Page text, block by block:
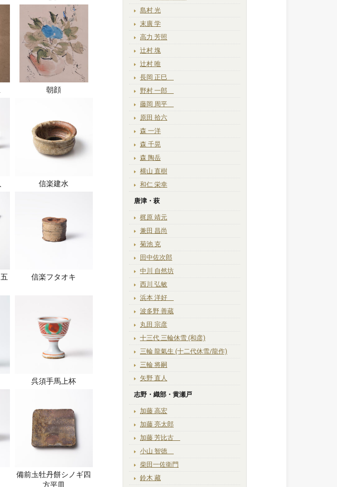
朝顔
信楽建水
信楽フタオキ
呉須手馬上杯
備前圡牡丹餅シノギ四
方平皿
島村 光
末廣 学
高力 芳照
辻村 塊
辻村 唯
長岡 正巳
野村 一郎
藤岡 周平
原田 拾六
森 一洋
森 千晃
森 陶岳
横山 直樹
和仁 栄幸
唐津・萩
梶原 靖元
兼田 昌尚
菊池 克
田中佐次郎
中川 自然坊
西川 弘敏
浜本 洋好
波多野 善蔵
丸田 宗彦
十三代 三輪休雪 (和彦)
三輪 龍氣生 (十二代休雪/龍作)
三輪 将嗣
矢野 直人
志野・織部・黄瀬戸
加藤 高宏
加藤 亮太郎
加藤 芳比古
小山 智徳
柴田一佐衛門
鈴木 藏